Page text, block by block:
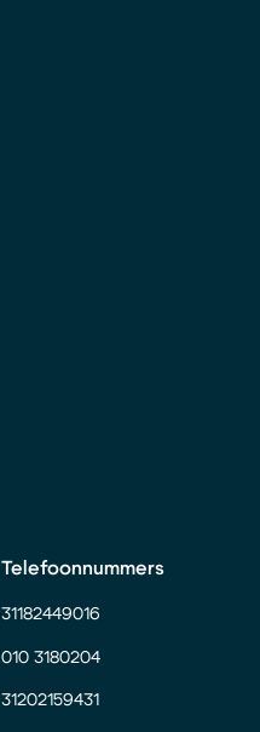
Telefoonnummers
31182449016
010 3180204
31202159431